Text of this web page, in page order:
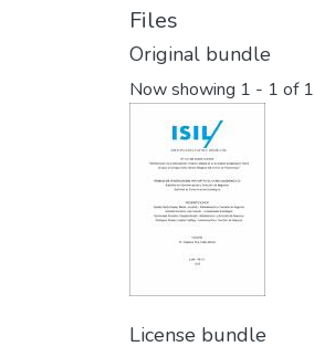
Files
Original bundle
Now showing 1 - 1 of 1
License bundle